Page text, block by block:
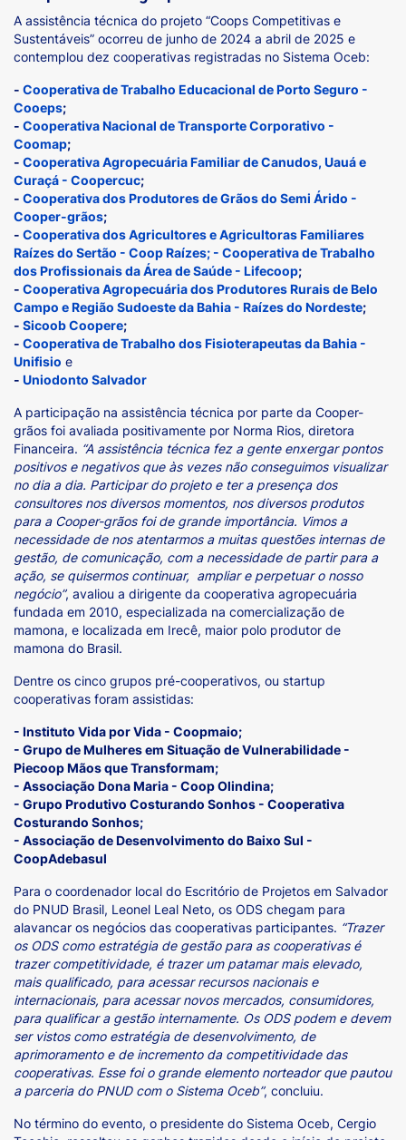
A assistência técnica do projeto “Coops Competitivas e
Sustentáveis” ocorreu de junho de 2024 a abril de 2025 e
contemplou dez cooperativas registradas no Sistema Oceb:
- Cooperativa de Trabalho Educacional de Porto Seguro -
Cooeps;
- Cooperativa Nacional de Transporte Corporativo -
Coomap;
- Cooperativa Agropecuária Familiar de Canudos, Uauá e
Curaçá - Coopercuc;
- Cooperativa dos Produtores de Grãos do Semi Árido -
Cooper-grãos;
- Cooperativa dos Agricultores e Agricultoras Familiares
Raízes do Sertão - Coop Raízes; - Cooperativa de Trabalho
dos Profissionais da Área de Saúde - Lifecoop;
- Cooperativa Agropecuária dos Produtores Rurais de Belo
Campo e Região Sudoeste da Bahia - Raízes do Nordeste;
- Sicoob Coopere;
- Cooperativa de Trabalho dos Fisioterapeutas da Bahia -
Unifisio e
- Uniodonto Salvador
A participação na assistência técnica por parte da Cooper-
grãos foi avaliada positivamente por Norma Rios, diretora
Financeira. “A assistência técnica fez a gente enxergar pontos
positivos e negativos que às vezes não conseguimos visualizar
no dia a dia. Participar do projeto e ter a presença dos
consultores nos diversos momentos, nos diversos produtos
para a Cooper-grãos foi de grande importância. Vimos a
necessidade de nos atentarmos a muitas questões internas de
gestão, de comunicação, com a necessidade de partir para a
ação, se quisermos continuar, ampliar e perpetuar o nosso
negócio”, avaliou a dirigente da cooperativa agropecuária
fundada em 2010, especializada na comercialização de
mamona, e localizada em Irecê, maior polo produtor de
mamona do Brasil.
Dentre os cinco grupos pré-cooperativos, ou startup
cooperativas foram assistidas:
- Instituto Vida por Vida - Coopmaio;
- Grupo de Mulheres em Situação de Vulnerabilidade -
Piecoop Mãos que Transformam;
- Associação Dona Maria - Coop Olindina;
- Grupo Produtivo Costurando Sonhos - Cooperativa
Costurando Sonhos;
- Associação de Desenvolvimento do Baixo Sul -
CoopAdebasul
Para o coordenador local do Escritório de Projetos em Salvador
do PNUD Brasil, Leonel Leal Neto, os ODS chegam para
alavancar os negócios das cooperativas participantes. “Trazer
os ODS como estratégia de gestão para as cooperativas é
trazer competitividade, é trazer um patamar mais elevado,
mais qualificado, para acessar recursos nacionais e
internacionais, para acessar novos mercados, consumidores,
para qualificar a gestão internamente. Os ODS podem e devem
ser vistos como estratégia de desenvolvimento, de
aprimoramento e de incremento da competitividade das
cooperativas. Esse foi o grande elemento norteador que pautou
a parceria do PNUD com o Sistema Oceb”, concluiu.
No término do evento, o presidente do Sistema Oceb, Cergio